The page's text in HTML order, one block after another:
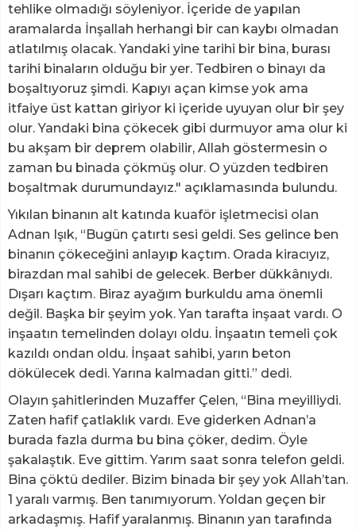
tehlike olmadığı söyleniyor. İçeride de yapılan
aramalarda İnşallah herhangi bir can kaybı olmadan
atlatılmış olacak. Yandaki yine tarihi bir bina, burası
tarihi binaların olduğu bir yer. Tedbiren o binayı da
boşaltıyoruz şimdi. Kapıyı açan kimse yok ama
itfaiye üst kattan giriyor ki içeride uyuyan olur bir şey
olur. Yandaki bina çökecek gibi durmuyor ama olur ki
bu akşam bir deprem olabilir, Allah göstermesin o
zaman bu binada çökmüş olur. O yüzden tedbiren
boşaltmak durumundayız." açıklamasında bulundu.
Yıkılan binanın alt katında kuaför işletmecisi olan
Adnan Işık, “Bugün çatırtı sesi geldi. Ses gelince ben
binanın çökeceğini anlayıp kaçtım. Orada kiracıyız,
birazdan mal sahibi de gelecek. Berber dükkânıydı.
Dışarı kaçtım. Biraz ayağım burkuldu ama önemli
değil. Başka bir şeyim yok. Yan tarafta inşaat vardı. O
inşaatın temelinden dolayı oldu. İnşaatın temeli çok
kazıldı ondan oldu. İnşaat sahibi, yarın beton
dökülecek dedi. Yarına kalmadan gitti.” dedi.
Olayın şahitlerinden Muzaffer Çelen, “Bina meyilliydi.
Zaten hafif çatlaklık vardı. Eve giderken Adnan’a
burada fazla durma bu bina çöker, dedim. Öyle
şakalaştık. Eve gittim. Yarım saat sonra telefon geldi.
Bina çöktü dediler. Bizim binada bir şey yok Allah’tan.
1 yaralı varmış. Ben tanımıyorum. Yoldan geçen bir
arkadaşmış. Hafif yaralanmış. Binanın yan tarafında